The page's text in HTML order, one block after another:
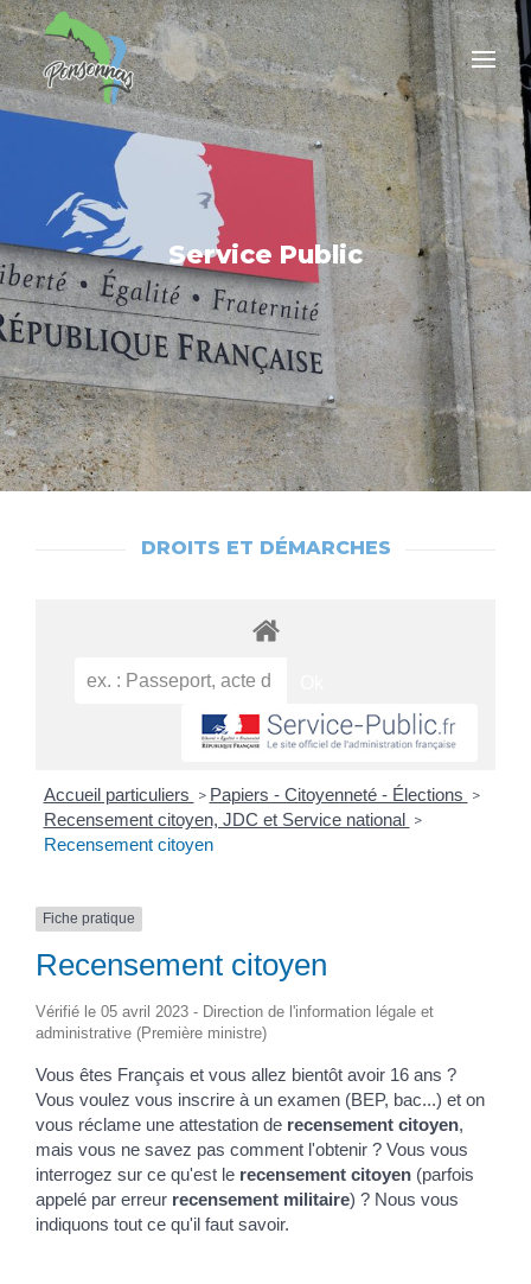
Service Public
DROITS ET DÉMARCHES
Accueil particuliers > Papiers - Citoyenneté - Élections >
Recensement citoyen, JDC et Service national >
Recensement citoyen
Fiche pratique
Recensement citoyen
Vérifié le 05 avril 2023 - Direction de l'information légale et
administrative (Première ministre)
Vous êtes Français et vous allez bientôt avoir 16 ans ?
Vous voulez vous inscrire à un examen (BEP, bac...) et on
vous réclame une attestation de recensement citoyen,
mais vous ne savez pas comment l'obtenir ? Vous vous
interrogez sur ce qu'est le recensement citoyen (parfois
appelé par erreur recensement militaire) ? Nous vous
indiquons tout ce qu'il faut savoir.